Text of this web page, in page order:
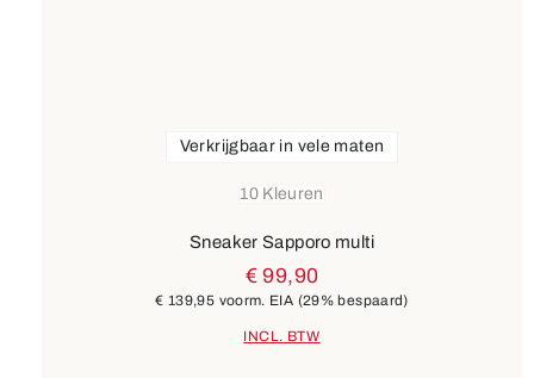
10 Kleuren
Verkrijgbaar in vele maten
Sneaker Sapporo multi
€ 99,90
€ 139,95 voorm. EIA (29% bespaard)
INCL. BTW